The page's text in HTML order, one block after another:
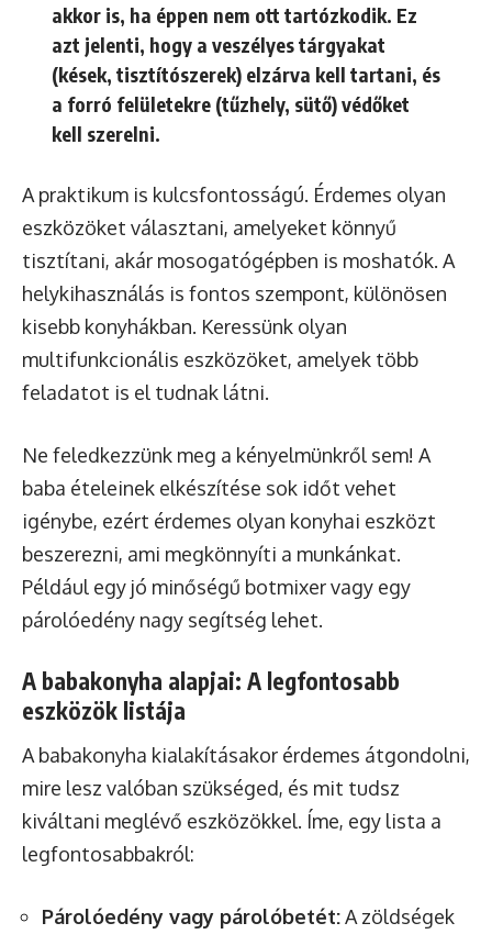
akkor is, ha éppen nem ott tartózkodik. Ez
azt jelenti, hogy a veszélyes tárgyakat
(kések, tisztítószerek) elzárva kell tartani, és
a forró felületekre (tűzhely, sütő) védőket
kell szerelni.
A praktikum is kulcsfontosságú. Érdemes olyan
eszközöket választani, amelyeket könnyű
tisztítani, akár mosogatógépben is moshatók. A
helykihasználás is fontos szempont, különösen
kisebb konyhákban. Keressünk olyan
multifunkcionális eszközöket, amelyek több
feladatot is el tudnak látni.
Ne feledkezzünk meg a kényelmünkről sem! A
baba ételeinek elkészítése sok időt vehet
igénybe, ezért érdemes olyan konyhai eszközt
beszerezni, ami megkönnyíti a munkánkat.
Például egy jó minőségű botmixer vagy egy
párolóedény nagy segítség lehet.
A babakonyha alapjai: A legfontosabb
eszközök listája
A babakonyha kialakításakor érdemes átgondolni,
mire lesz valóban szükséged, és mit tudsz
kiváltani meglévő eszközökkel. Íme, egy lista a
legfontosabbakról:
Párolóedény vagy párolóbetét:A zöldségek